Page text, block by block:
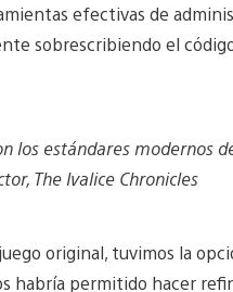
efectivas de
sobrescribiendo el
los estándares modernos
The Ivalice Chronicles
original, tuvimos la
habría permitido hacer